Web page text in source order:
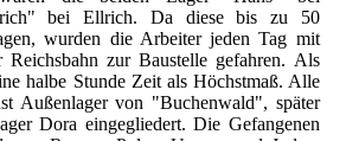
bei Ellrich. Da diese bis zu 50
wurden die Arbeiter jeden Tag mit
zur Baustelle gefahren. Als
halbe Stunde Zeit als Höchstmaß. Alle
Außenlager von "Buchenwald", später
Dora eingegliedert. Die Gefangenen